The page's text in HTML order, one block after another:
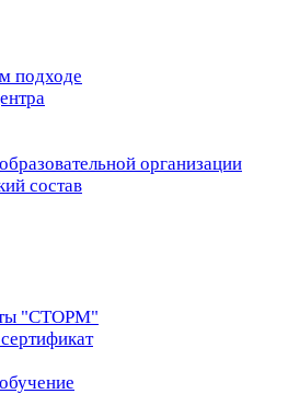
подходе
организации
состав
"СТОРМ"